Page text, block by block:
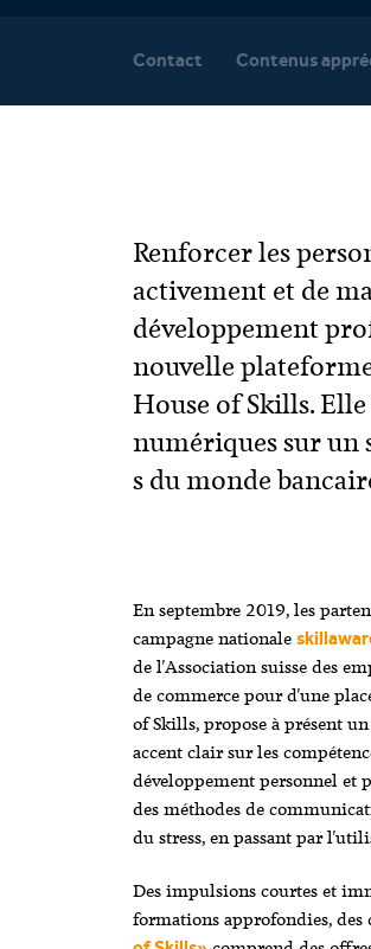
Contact Contenus
Renforcer les
activement et de
développement
nouvelle
House of Skills.
numériques sur un
s du monde
En septembre 2019, les
campagne nationale
de l'Association suisse des
de commerce pour d'une
of Skills, propose à présent
accent clair sur les
développement personnel et
des méthodes de
du stress, en passant par
Des impulsions courtes et
formations approfondies, des